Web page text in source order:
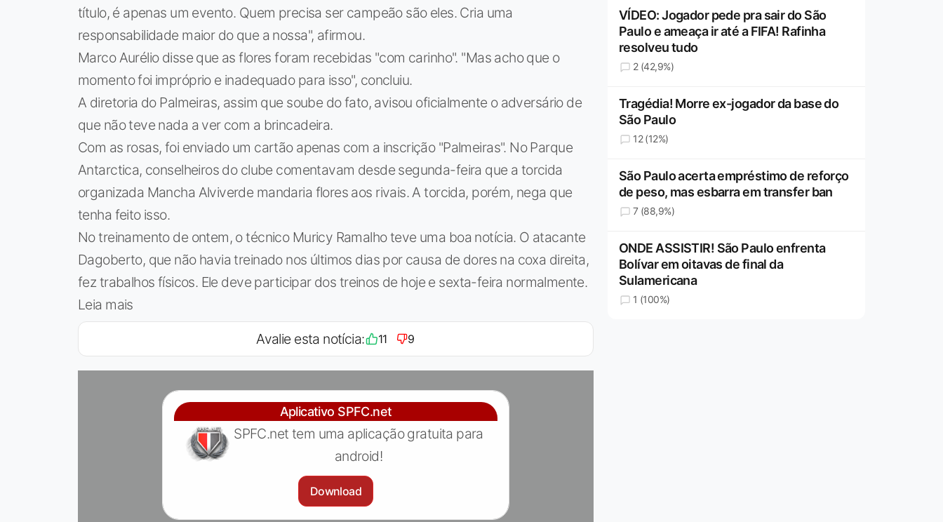
título, é apenas um evento. Quem precisa ser campeão são eles. Cria uma
responsabilidade maior do que a nossa", afirmou.
Marco Aurélio disse que as flores foram recebidas "com carinho". "Mas acho que o
momento foi impróprio e inadequado para isso", concluiu.
A diretoria do Palmeiras, assim que soube do fato, avisou oficialmente o adversário de
que não teve nada a ver com a brincadeira.
Com as rosas, foi enviado um cartão apenas com a inscrição "Palmeiras". No Parque
Antarctica, conselheiros do clube comentavam desde segunda-feira que a torcida
organizada Mancha Alviverde mandaria flores aos rivais. A torcida, porém, nega que
tenha feito isso.
No treinamento de ontem, o técnico Muricy Ramalho teve uma boa notícia. O atacante
Dagoberto, que não havia treinado nos últimos dias por causa de dores na coxa direita,
fez trabalhos físicos. Ele deve participar dos treinos de hoje e sexta-feira normalmente.
Leia mais
Avalie esta notícia: 11 9
Aplicativo SPFC.net
SPFC.net tem uma aplicação gratuita para
android!
Download
VÍDEO: Jogador pede pra sair do São
Paulo e ameaça ir até a FIFA! Rafinha
resolveu tudo
2 (42,9%)
Tragédia! Morre ex-jogador da base do
São Paulo
12 (12%)
São Paulo acerta empréstimo de reforço
de peso, mas esbarra em transfer ban
7 (88,9%)
ONDE ASSISTIR! São Paulo enfrenta
Bolívar em oitavas de final da
Sulamericana
1 (100%)